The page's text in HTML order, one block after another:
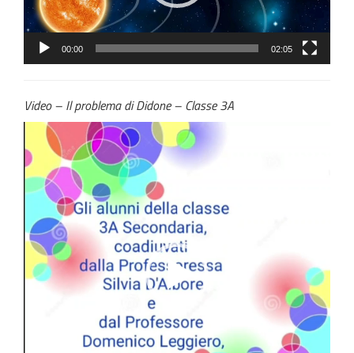
00:00 02:05
Video – Il problema di Didone – Classe 3A
Video
Player